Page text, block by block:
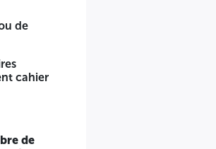
déterminés en conformité de
de
cahier
de